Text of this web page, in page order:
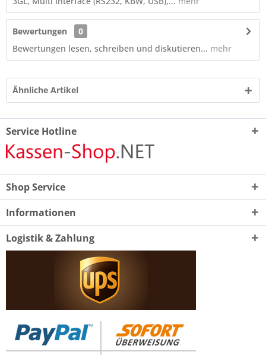
Bewertungen
0
Bewertungen lesen, schreiben und diskutieren... mehr
Ähnliche Artikel
Service Hotline
Shop Service
Informationen
Logistik & Zahlung